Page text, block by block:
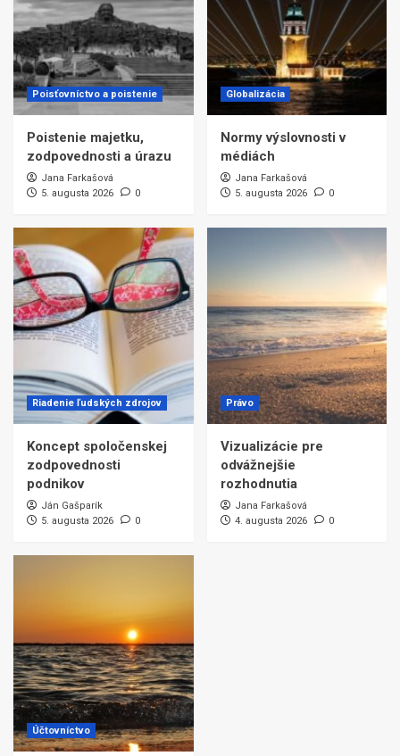
Poisťovníctvo a poistenie
Poistenie majetku,
zodpovednosti a úrazu
Jana Farkašová
5. augusta 2026
0
Globalizácia
Normy výslovnosti v
médiách
Jana Farkašová
5. augusta 2026
0
Riadenie ľudských zdrojov
Koncept spoločenskej
zodpovednosti
podnikov
Ján Gašparík
5. augusta 2026
0
Právo
Vizualizácie pre
odvážnejšie
rozhodnutia
Jana Farkašová
4. augusta 2026
0
Účtovníctvo